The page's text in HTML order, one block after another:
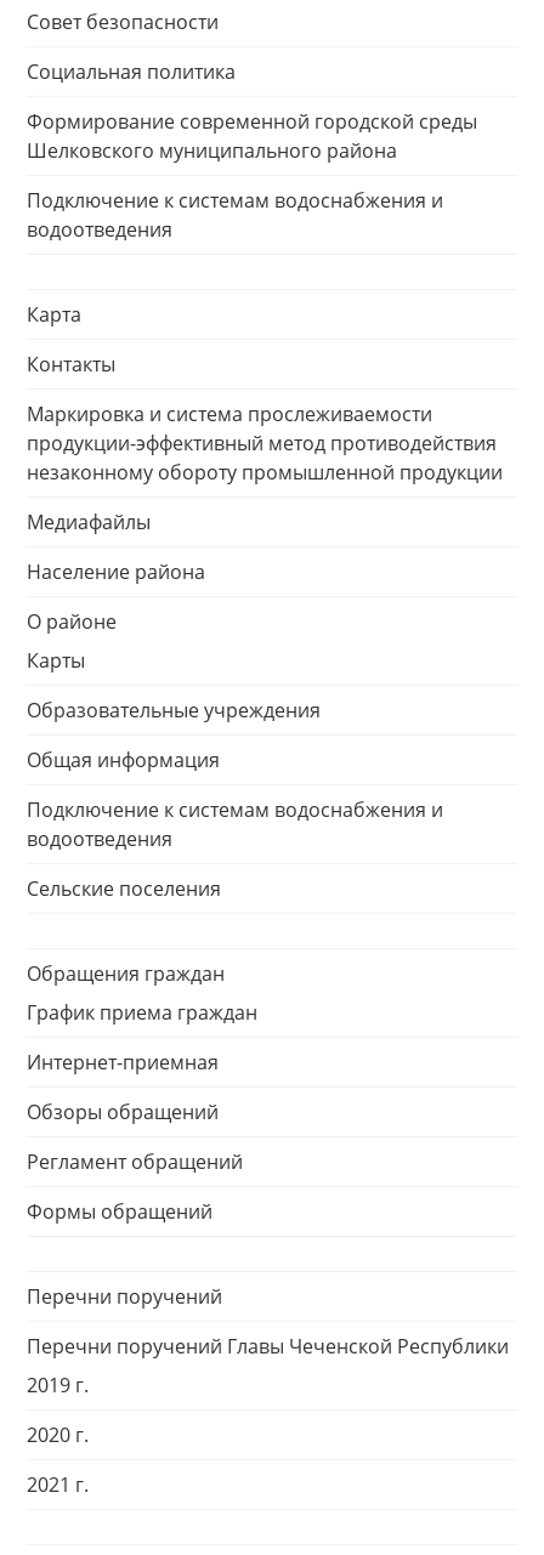
Совет безопасности
Социальная политика
Формирование современной городской среды
Шелковского муниципального района
Подключение к системам водоснабжения и
водоотведения
Карта
Контакты
Маркировка и система прослеживаемости
продукции-эффективный метод противодействия
незаконному обороту промышленной продукции
Медиафайлы
Население района
О районе
Карты
Образовательные учреждения
Общая информация
Подключение к системам водоснабжения и
водоотведения
Сельские поселения
Обращения граждан
График приема граждан
Интернет-приемная
Обзоры обращений
Регламент обращений
Формы обращений
Перечни поручений
Перечни поручений Главы Чеченской Республики
2019 г.
2020 г.
2021 г.